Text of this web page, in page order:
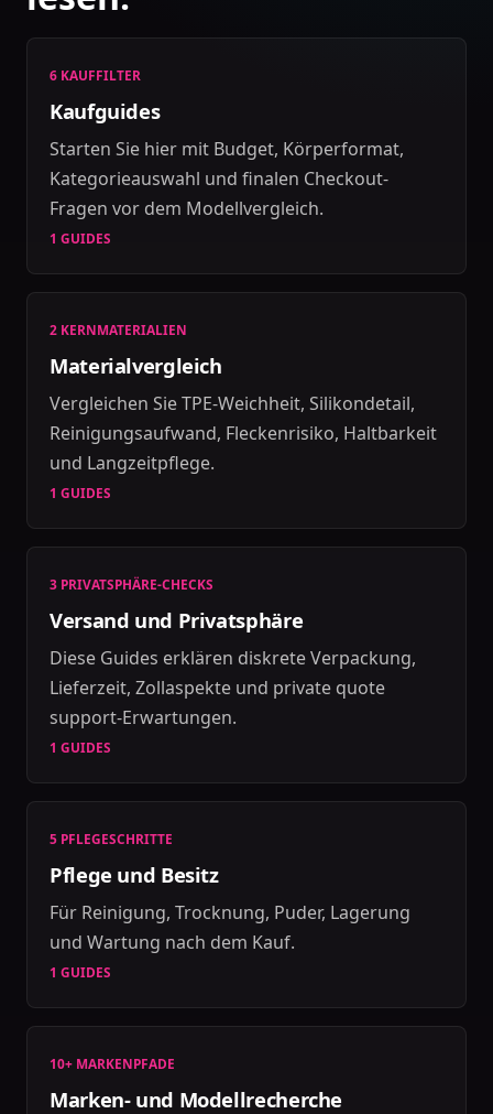
6 KAUFFILTER
Kaufguides
Starten Sie hier mit Budget, Körperformat,
Kategorieauswahl und finalen Checkout-
Fragen vor dem Modellvergleich.
1 GUIDES
2 KERNMATERIALIEN
Materialvergleich
Vergleichen Sie TPE-Weichheit, Silikondetail,
Reinigungsaufwand, Fleckenrisiko, Haltbarkeit
und Langzeitpflege.
1 GUIDES
3 PRIVATSPHÄRE-CHECKS
Versand und Privatsphäre
Diese Guides erklären diskrete Verpackung,
Lieferzeit, Zollaspekte und private quote
support-Erwartungen.
1 GUIDES
5 PFLEGESCHRITTE
Pflege und Besitz
Für Reinigung, Trocknung, Puder, Lagerung
und Wartung nach dem Kauf.
1 GUIDES
10+ MARKENPFADE
Marken- und Modellrecherche